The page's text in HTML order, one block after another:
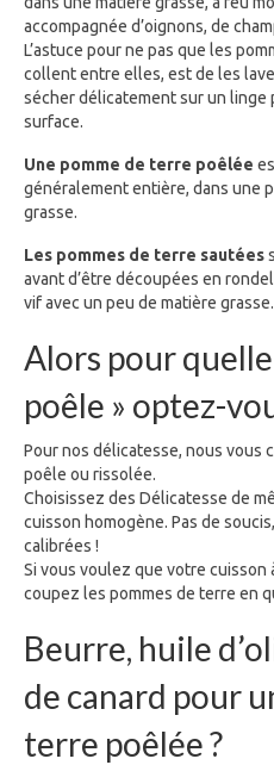
accompagnée d’oignons, de
L’astuce pour ne pas que les
collent entre elles, est de les
sécher délicatement sur un linge
surface.
Une pomme de terre poêlée
généralement entière, dans une
grasse.
Les pommes de terre sautées
avant d’être découpées en
vif avec un peu de matière grasse.
Alors pour quelle
poêle » optez-
Pour nos délicatesse, nous vous
poêle ou rissolée.
Choisissez des Délicatesse de
cuisson homogène. Pas de
calibrées !
Si vous voulez que votre cuisson
coupez les pommes de terre en
Beurre, huile
de canard pour
terre poêlée ?